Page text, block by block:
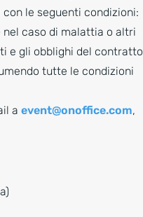
le seguenti condizioni:
caso di malattia o altri
e gli obblighi del contratto
tutte le condizioni
a event@onoffice.com,